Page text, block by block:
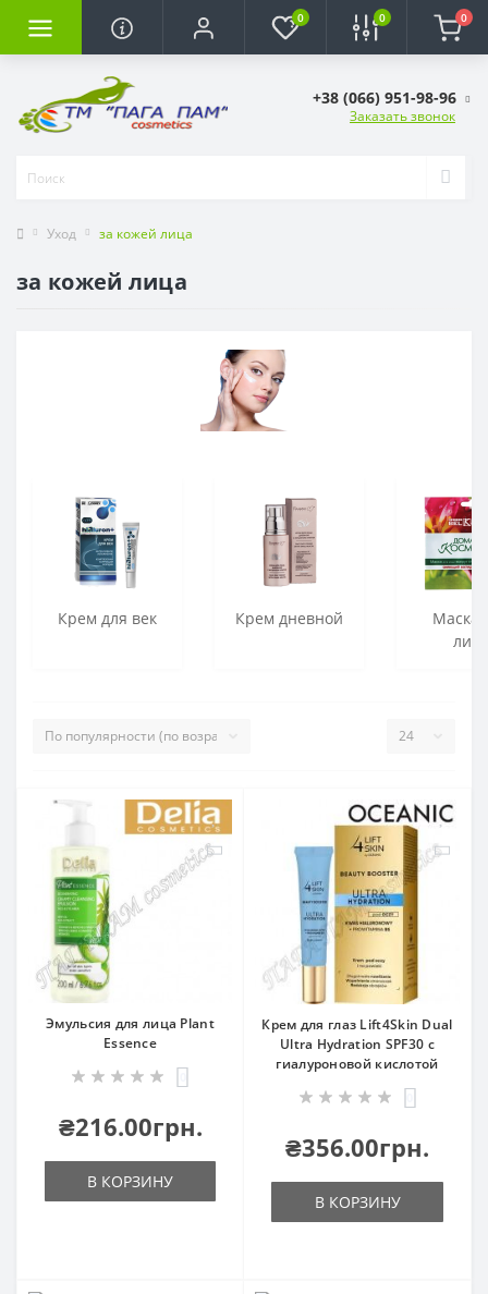
0 0 0
+38 (066) 951-98-96
Заказать звонок
Уход за кожей лица
за кожей лица
Крем для век Крем дневной
Маска
Эмульсия для лица Plant
Essence
₴216.00грн.
В КОРЗИНУ
Крем для глаз Lift4Skin Dual
Ultra Hydration SPF30 с
гиалуроновой кислотой
₴356.00грн.
В КОРЗИНУ